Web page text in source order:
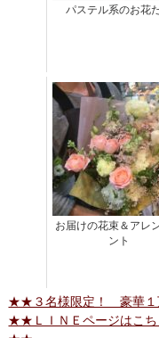
パステル系のお花
お届けの花束＆アレ
ント
★★３名様限定！ 豪華１
★★ＬＩＮＥページはこ